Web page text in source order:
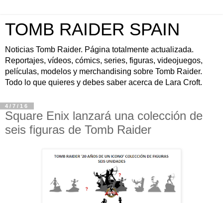
TOMB RAIDER SPAIN
Noticias Tomb Raider. Página totalmente actualizada.
Reportajes, vídeos, cómics, series, figuras, videojuegos,
películas, modelos y merchandising sobre Tomb Raider.
Todo lo que quieres y debes saber acerca de Lara Croft.
4/7/16
Square Enix lanzará una colección de
seis figuras de Tomb Raider